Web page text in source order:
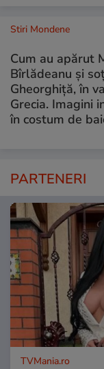
Stiri Mondene
Cum au apărut
Bîrlădeanu și
Gheorghiță, în
Grecia. Imagini
în costum de
PARTENERI
TVMania.ro